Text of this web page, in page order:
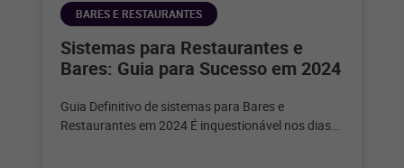
BARES E RESTAURANTES
Sistemas para Restaurantes e
Bares: Guia para Sucesso em 2024
Guia Definitivo de sistemas para Bares e
Restaurantes em 2024 É inquestionável nos dias